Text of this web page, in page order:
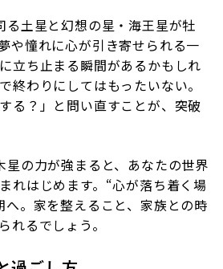
る土星と幻想の星・海王星が牡
や憧れに心が引き寄せられる一
立ち止まる瞬間があるかもしれ
終わりにしてはもったいない。
る？」と問い直すことが、突破
星の力が強まると、あなたの世界
れはじめます。“心が落ち着く場
へ。家を整えること、家族との時
れるでしょう。